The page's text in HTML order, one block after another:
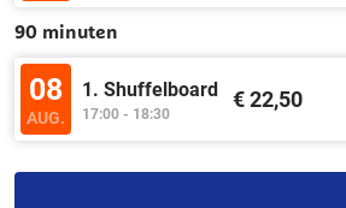
90 minuten
08
AUG.
1. Shuffelboard
17:00 - 18:30
€ 22,50